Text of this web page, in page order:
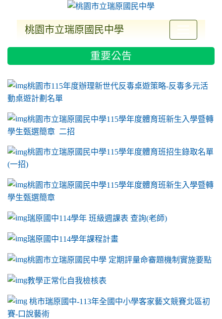
桃園市立瑞原國民中學
重要公告
link to https://sites.google.com/a/m2.ryjh.tyc.edu.tw/ryjh011/
桃園市115年度辦理新世代反毒桌遊策略-反毒多元活
動桌遊計劃名單
桃園市立瑞原國民中學115學年度體育班新生入學暨轉
學生甄選簡章 二招
桃園市立瑞原國民中學115學年度體育班招生錄取名單
(一招)
桃園市立瑞原國民中學115學年度體育班新生入學暨轉
學生甄選簡章
瑞原國中114學年 班級週課表 查詢(老師)
瑞原國中114學年課程計畫
link to https://sites.google.com/a/m2.ryjh.tyc.edu.tw/ryjh011/
桃園市立瑞原國民中學 定期評量命審題機制實施要點
link to https://sites.google.com/a/m2.ryjh.tyc.edu.tw/
教學正常化自我檢核表
link to mailto:ryjh520@m2.ryjh.tyc.edu.tw
link to mailto:ryjh520@m2.ryjh.tyc.edu.tw
ink to mailto:ryjh520@m2.ryjh.tyc.edu.tw
link to mailto:ryjh520@m2.ryjh.tyc.edu.tw
link to mailto:ryjh520@m2.ryjh.tyc.edu.tw
ink to mailto:ryjh520@m2.ryjh.tyc.edu.tw
ink to mailto:ryjh520@m2.ryjh.tyc.edu.tw
link to https://sites.google.com/a/m2.ryjh.tyc.edu.tw/ryjh011/
ink to mailto:ryjh520@m2.ryjh.tyc.edu.tw
link to https://tyc.entry.edu.tw/NoExamImitate_TL/
桃市瑞原國中-113年全國中小學客家藝文競賽北區初
賽-口說藝術